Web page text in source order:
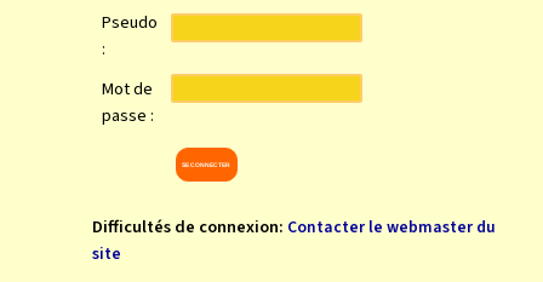
Pseudo
:
Mot de
passe :
Difficultés de connexion: Contacter le webmaster du
site